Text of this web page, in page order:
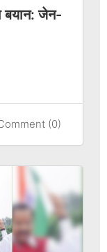
बयान: जेन-
(0)